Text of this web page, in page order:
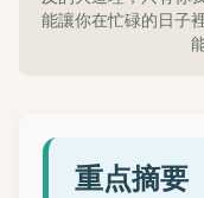
能讓你在忙碌的日子
重点摘要